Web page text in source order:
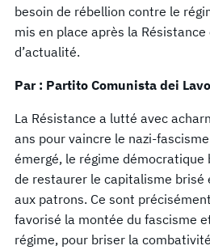
besoin de rébellion contre le
mis en place après la
d’actualité.
Par : Partito Comunista dei
La Résistance a lutté avec
ans pour vaincre le nazi-
émergé, le régime démocratique
de restaurer le capitalisme brisé
aux patrons. Ce sont
favorisé la montée du fascisme
régime, pour briser la